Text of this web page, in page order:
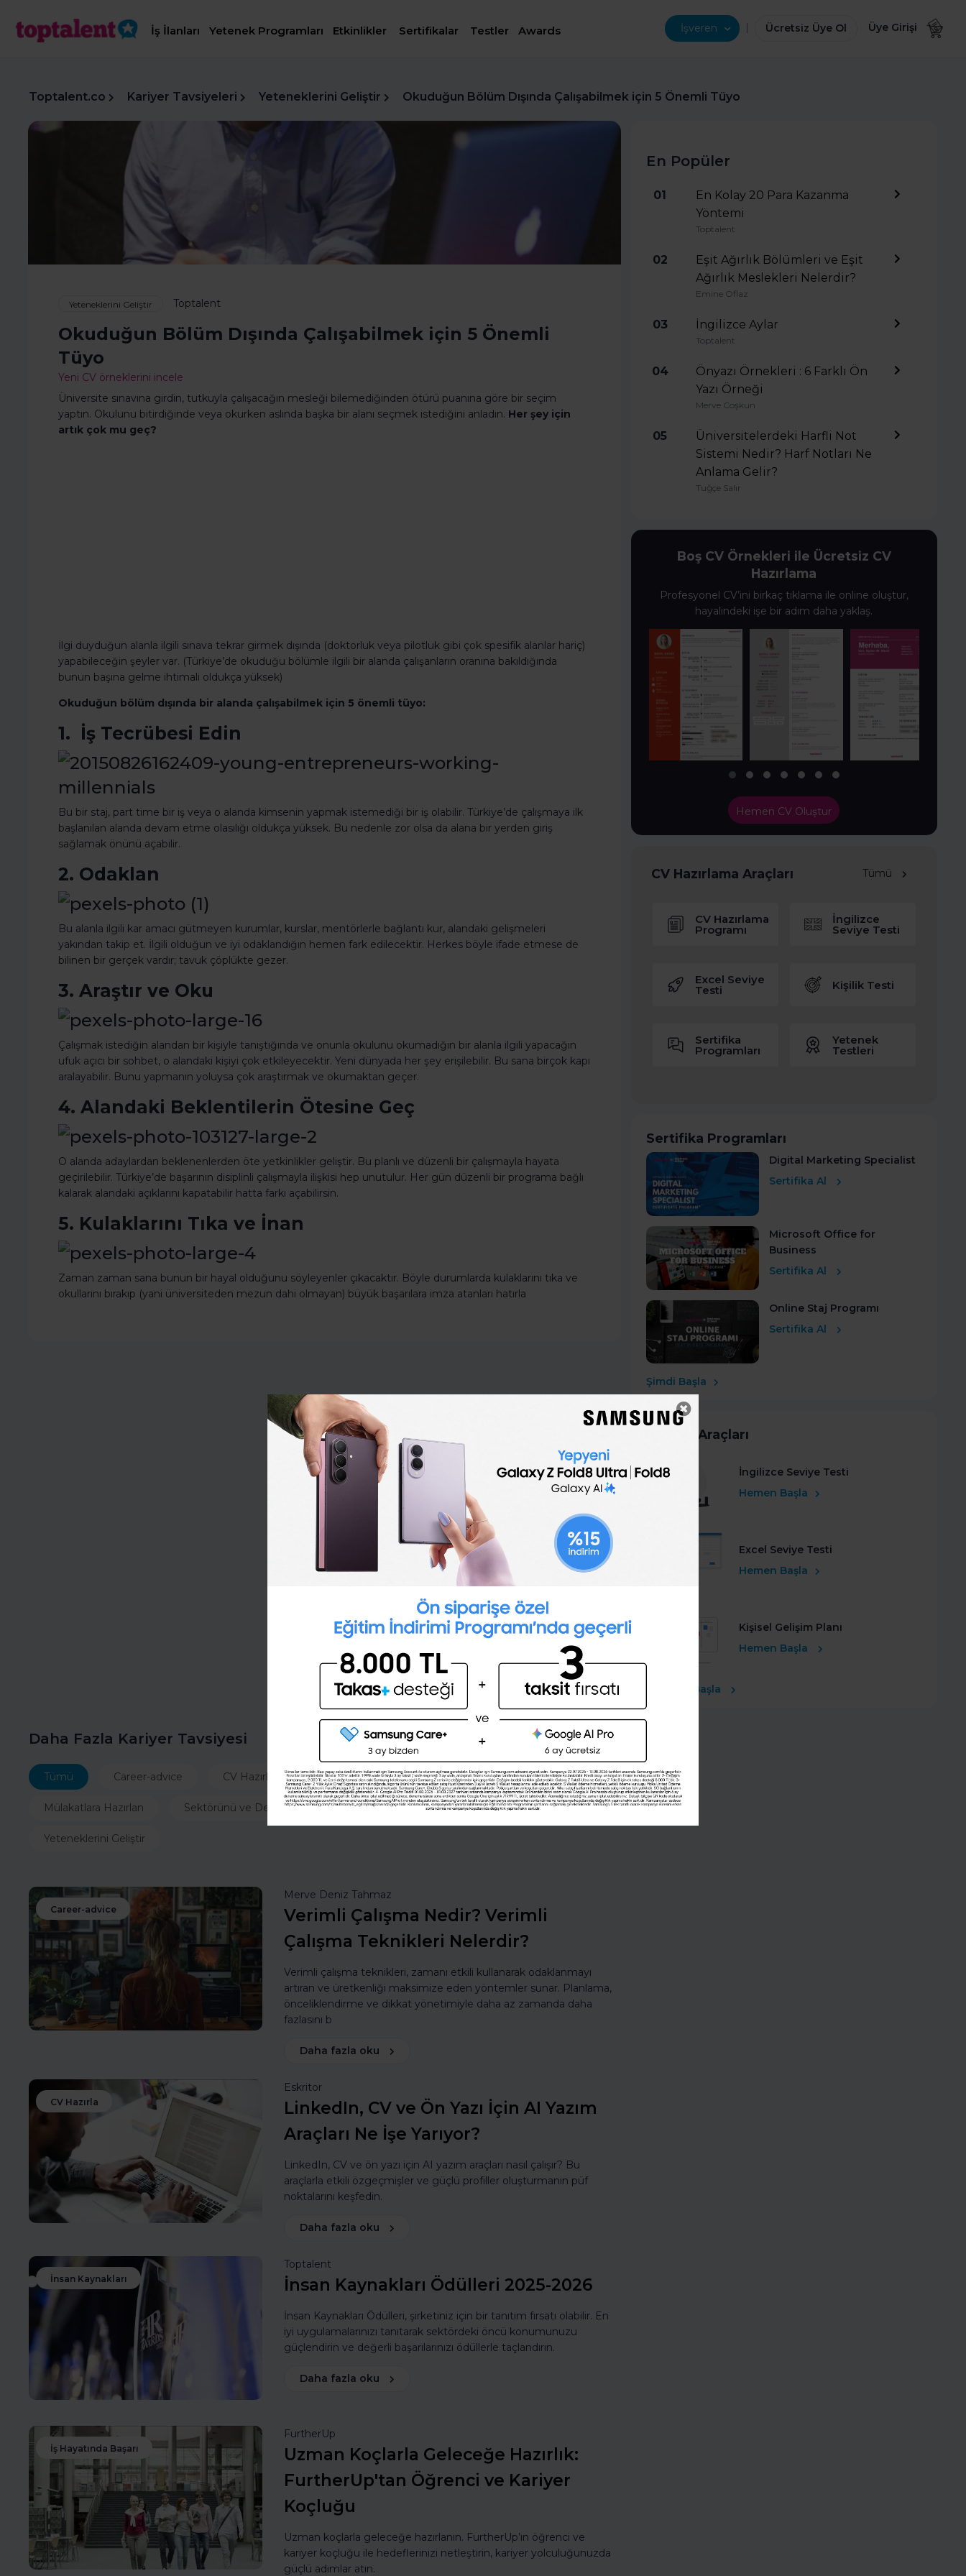
İş İlanları Yetenek Programları Etkinlikler Sertifikalar Testler Awards İşveren | Ücretsiz Üye Ol Üye Girişi
28 günlük kişisel gelişim planını
oluşturmak ister misin ?
Toptalent.co Kariyer Tavsiyeleri Yeteneklerini Geliştir Okuduğun Bölüm Dışında Çalışabilmek için 5 Önemli Tüyo
Yeteneklerini Geliştir Toptalent
Okuduğun Bölüm Dışında Çalışabilmek için 5 Önemli
Tüyo
Yeni CV örneklerini incele
Üniversite sınavına girdin, tutkuyla çalışacağın mesleği bilemediğinden ötürü puanına göre bir seçim
yaptın. Okulunu bitirdiğinde veya okurken aslında başka bir alanı seçmek istediğini anladın. Her şey için
artık çok mu geç?
İlgi duyduğun alanla ilgili sınava tekrar girmek dışında (doktorluk veya pilotluk gibi çok spesifik alanlar hariç)
yapabileceğin şeyler var. (Türkiye’de okuduğu bölümle ilgili bir alanda çalışanların oranına bakıldığında
bunun başına gelme ihtimali oldukça yüksek)
Okuduğun bölüm dışında bir alanda çalışabilmek için 5 önemli tüyo:
1. İş Tecrübesi Edin
Bu bir staj, part time bir iş veya o alanda kimsenin yapmak istemediği bir iş olabilir. Türkiye’de çalışmaya ilk
başlanılan alanda devam etme olasılığı oldukça yüksek. Bu nedenle zor olsa da alana bir yerden giriş
sağlamak önünü açabilir.
2. Odaklan
Bu alanla ilgili kar amacı gütmeyen kurumlar, kurslar, mentörlerle bağlantı kur, alandaki gelişmeleri
yakından takip et. İlgili olduğun ve iyi odaklandığın hemen fark edilecektir. Herkes böyle ifade etmese de
bilinen bir gerçek vardır; tavuk çöplükte gezer.
3. Araştır ve Oku
Çalışmak istediğin alandan bir kişiyle tanıştığında ve onunla okulunu okumadığın bir alanla ilgili yapacağın
ufuk açıcı bir sohbet, o alandaki kişiyi çok etkileyecektir. Yeni dünyada her şey erişilebilir. Bu sana birçok kapı
aralayabilir. Bunu yapmanın yoluysa çok araştırmak ve okumaktan geçer.
4. Alandaki Beklentilerin Ötesine Geç
O alanda adaylardan beklenenlerden öte yetkinlikler geliştir. Bu planlı ve düzenli bir çalışmayla hayata
geçirilebilir. Türkiye’de başarının disiplinli çalışmayla ilişkisi hep unutulur. Her gün düzenli bir programa bağlı
kalarak alandaki açıklarını kapatabilir hatta farkı açabilirsin.
5. Kulaklarını Tıka ve İnan
Zaman zaman sana bunun bir hayal olduğunu söyleyenler çıkacaktır. Böyle durumlarda kulaklarını tıka ve
okullarını bırakıp (yani üniversiteden mezun dahi olmayan) büyük başarılara imza atanları hatırla
En Popüler
01
En Kolay 20 Para Kazanma
Yöntemi
Toptalent
02
Eşit Ağırlık Bölümleri ve Eşit
Ağırlık Meslekleri Nelerdir?
Emine Oflaz
03 İngilizce Aylar
Toptalent
04
Önyazı Örnekleri : 6 Farklı Ön
Yazı Örneği
Merve Coşkun
05
Üniversitelerdeki Harfli Not
Sistemi Nedir? Harf Notları Ne
Anlama Gelir?
Tuğçe Salır
Boş CV Örnekleri ile Ücretsiz CV
Hazırlama
Profesyonel CV’ini birkaç tıklama ile online oluştur,
hayalindeki işe bir adım daha yaklaş.
Hemen CV Oluştur
CV Hazırlama Araçları Tümü
CV Hazırlama
Programı
İngilizce
Seviye Testi
Excel Seviye
Testi Kişilik Testi
Sertifika
Programları
Yetenek
Testleri
Sertifika Programları
Digital Marketing Specialist
Sertifika Al
Microsoft Office for
Business
Sertifika Al
Online Staj Programı
Sertifika Al
Şimdi Başla
Kariyer Araçları
İngilizce Seviye Testi
Hemen Başla
Excel Seviye Testi
Hemen Başla
Kişisel Gelişim Planı
Hemen Başla
Ücretsiz Başla
Daha Fazla Kariyer Tavsiyesi
Tümü Career-advice CV Hazırla İnsan Kaynakları İş Hayatında Başarı
Mülakatlara Hazırlan Sektörünü ve Departmanını Seç Şirketleri Keşfet
Yeteneklerini Geliştir
Career-advice
Merve Deniz Tahmaz
Verimli Çalışma Nedir? Verimli
Çalışma Teknikleri Nelerdir?
Verimli çalışma teknikleri, zamanı etkili kullanarak odaklanmayı
artıran ve üretkenliği maksimize eden yöntemler sunar. Planlama,
önceliklendirme ve dikkat yönetimiyle daha az zamanda daha
fazlasını b
Daha fazla oku
CV Hazırla
Eskritor
LinkedIn, CV ve Ön Yazı İçin AI Yazım
Araçları Ne İşe Yarıyor?
LinkedIn, CV ve ön yazı için AI yazım araçları nasıl çalışır? Bu
araçlarla etkili özgeçmişler ve güçlü profiller oluşturmanın püf
noktalarını keşfedin.
Daha fazla oku
İnsan Kaynakları
Toptalent
İnsan Kaynakları Ödülleri 2025-2026
İnsan Kaynakları Ödülleri, şirketiniz için bir tanıtım fırsatı olabilir. En
iyi uygulamalarınızı tanıtarak sektördeki öncü konumunuzu
güçlendirin ve değerli başarılarınızı ödüllerle taçlandırın.
Daha fazla oku
İş Hayatında Başarı
FurtherUp
Uzman Koçlarla Geleceğe Hazırlık:
FurtherUp'tan Öğrenci ve Kariyer
Koçluğu
Uzman koçlarla geleceğe hazırlanın. FurtherUp’ın öğrenci ve
kariyer koçluğu ile hedeflerinizi netleştirin, kariyer yolculuğunuzda
güçlü adımlar atın.